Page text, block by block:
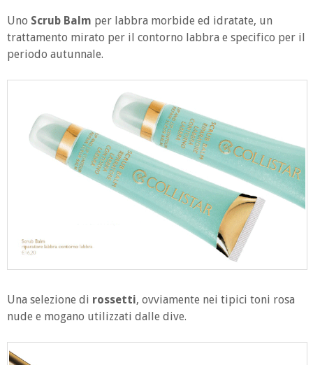
Uno Scrub Balm per labbra morbide ed idratate, un
trattamento mirato per il contorno labbra e specifico per il
periodo autunnale.
Una selezione di rossetti, ovviamente nei tipici toni rosa
nude e mogano utilizzati dalle dive.